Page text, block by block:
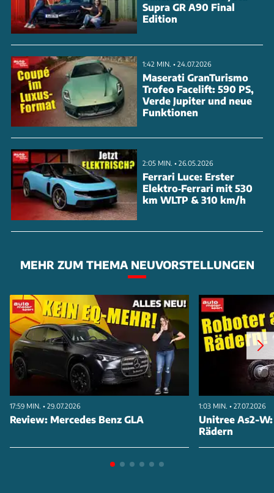
Supra GR A90 Final
Edition
1:42 MIN. • 24.07.2026
Maserati GranTurismo
Trofeo Facelift: 590 PS,
Verde Jupiter und neue
Funktionen
2:05 MIN. • 26.05.2026
Ferrari Luce: Erster
Elektro‑Ferrari mit 530
km WLTP & 310 km/h
MEHR ZUM THEMA NEUVORSTELLUNGEN
17:59 MIN. • 29.07.2026
Review: Mercedes Benz GLA
1:03 MIN. • 27.07.2026
Unitree As2-
Rädern